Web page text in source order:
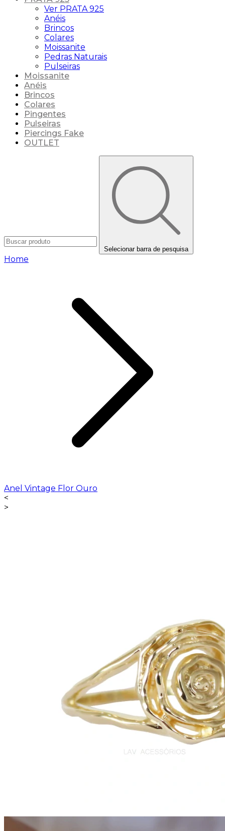
Ver PRATA 925
Anéis
Brincos
Colares
Moissanite
Pedras Naturais
Pulseiras
Moissanite
Anéis
Brincos
Colares
Pingentes
Pulseiras
Piercings Fake
OUTLET
Selecionar barra de pesquisa
Home
Anel Vintage Flor Ouro
<
>